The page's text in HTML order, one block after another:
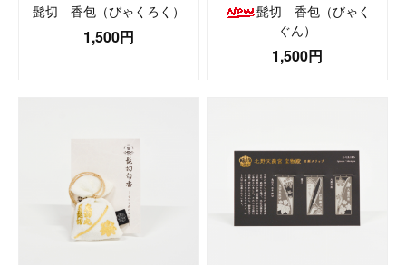
髭切 香包（びゃくろく）
1,500円
髭切 香包（びゃく
ぐん）
1,500円